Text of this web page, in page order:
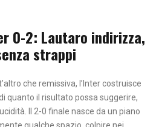
0-2: Lautaro indirizza,
strappi
che remissiva, l’Inter costruisce
quanto il risultato possa suggerire,
Il 2-0 finale nasce da un piano
qualche spazio, colpire nei